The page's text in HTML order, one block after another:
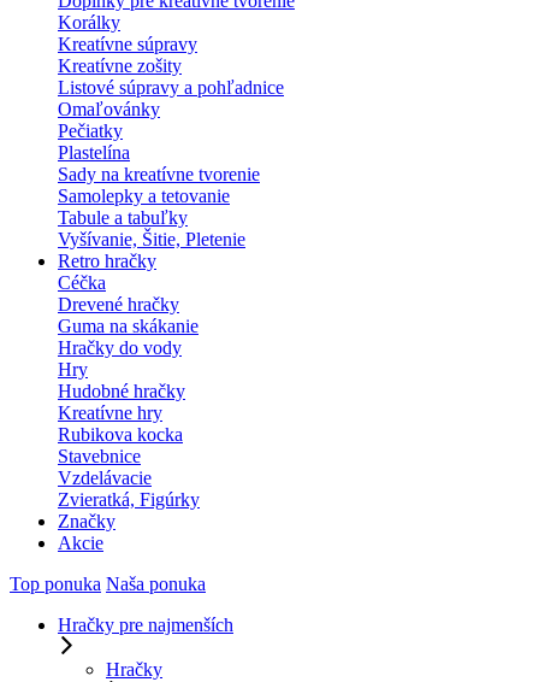
Korálky
Kreatívne súpravy
Kreatívne zošity
Listové súpravy a pohľadnice
Omaľovánky
Pečiatky
Plastelína
Sady na kreatívne tvorenie
Samolepky a tetovanie
Tabule a tabuľky
Vyšívanie, Šitie, Pletenie
Retro hračky
Céčka
Drevené hračky
Guma na skákanie
Hračky do vody
Hry
Hudobné hračky
Kreatívne hry
Rubikova kocka
Stavebnice
Vzdelávacie
Zvieratká, Figúrky
Značky
Akcie
Top ponuka Naša ponuka
Hračky pre najmenších
Hračky